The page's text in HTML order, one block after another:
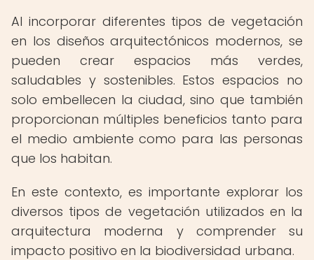
Al incorporar diferentes tipos de vegetación
en los diseños arquitectónicos modernos, se
pueden crear espacios más verdes,
saludables y sostenibles. Estos espacios no
solo embellecen la ciudad, sino que también
proporcionan múltiples beneficios tanto para
el medio ambiente como para las personas
que los habitan.
En este contexto, es importante explorar los
diversos tipos de vegetación utilizados en la
arquitectura moderna y comprender su
impacto positivo en la biodiversidad urbana.